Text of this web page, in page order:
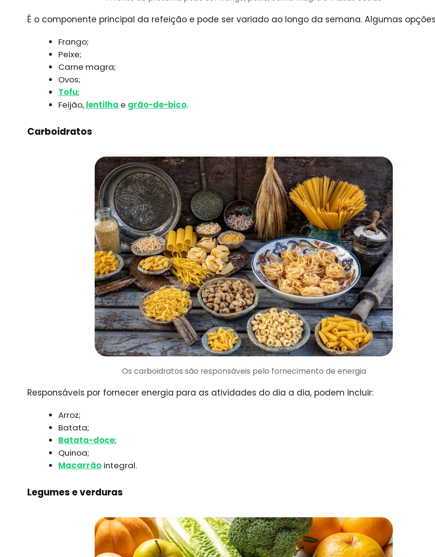
É o componente principal da refeição e pode ser variado ao longo da semana. Algumas
Frango;
Peixe;
Carne magra;
Ovos;
Tofu;
Feijão, lentilha e grão-de-bico.
Carboidratos
Os carboidratos são responsáveis pelo fornecimento de energia
Responsáveis por fornecer energia para as atividades do dia a dia, podem incluir:
Arroz;
Batata;
Batata-doce;
Quinoa;
Macarrão integral.
Legumes e verduras